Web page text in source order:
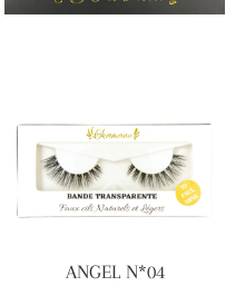
ANGEL N*04